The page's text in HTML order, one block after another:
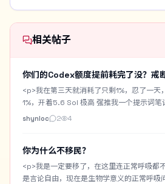
相关帖子
你们的Codex额度提前耗完了没？戒
<p>我在第三天就消耗了只剩1%，忍了一天
1%，开着5.6 Sol 极高 强推我一个提示词笔
用时3小时，居然还是跑完了。但是现在还
Chrome一键收藏插件。支持AI优化提示词
段作为提示词百科词汇。也自带生图功能用
Cloudflare R2+Worker的图床。</p> <p>今天主要是做一个AI模特的
shynloc 2 4
你为什么不移民？
<p>我是一定要移了，在这里连正常呼吸都
是言论自由，现在是生物学意义的正常呼吸问题了。